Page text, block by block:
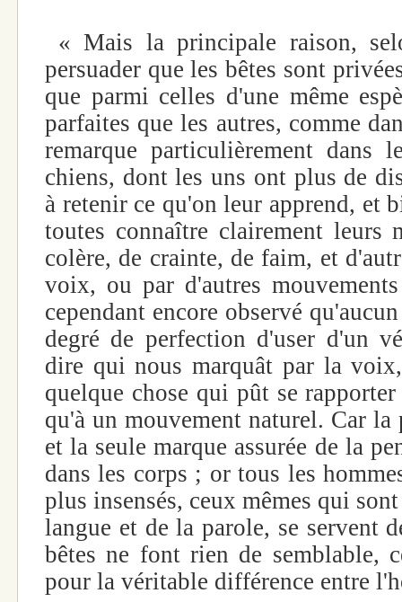
« Mais la principale raison,
persuader que les bêtes sont
que parmi celles d'une même
parfaites que les autres, comme
remarque particulièrement dans
chiens, dont les uns ont plus de
à retenir ce qu'on leur apprend, et
toutes connaître clairement leurs
colère, de crainte, de faim, et
voix, ou par d'autres
cependant encore observé
degré de perfection d'user d'un
dire qui nous marquât par la
quelque chose qui pût se
qu'à un mouvement naturel. Car
et la seule marque assurée de la
dans les corps ; or tous les
plus insensés, ceux mêmes qui
langue et de la parole, se servent
bêtes ne font rien de semblable,
pour la véritable différence entre